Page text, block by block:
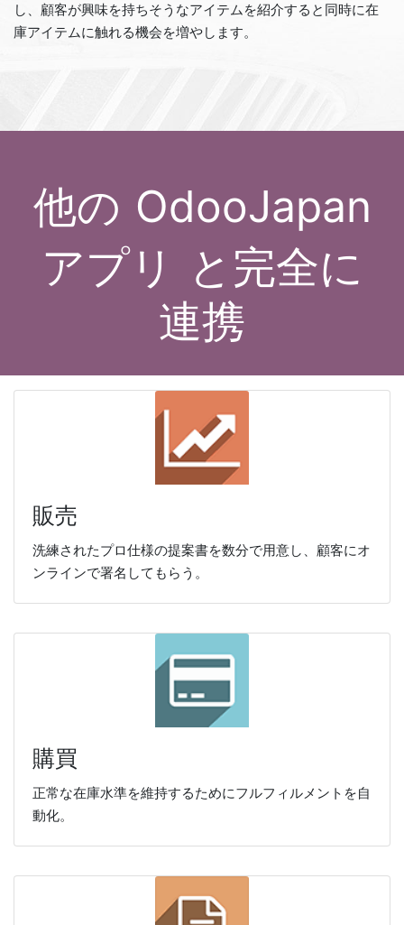
し、顧客が興味を持ちそうなアイテムを紹介すると同時に在
庫アイテムに触れる機会を増やします。
他の OdooJapan
アプリ
と完全に
連携
販売
洗練されたプロ仕様の提案書を数分で用意し、顧客にオ
ンラインで署名してもらう。
購買
正常な在庫水準を維持するためにフルフィルメントを自
動化。